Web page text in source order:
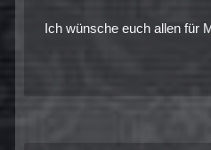
Ich wünsche euch allen für